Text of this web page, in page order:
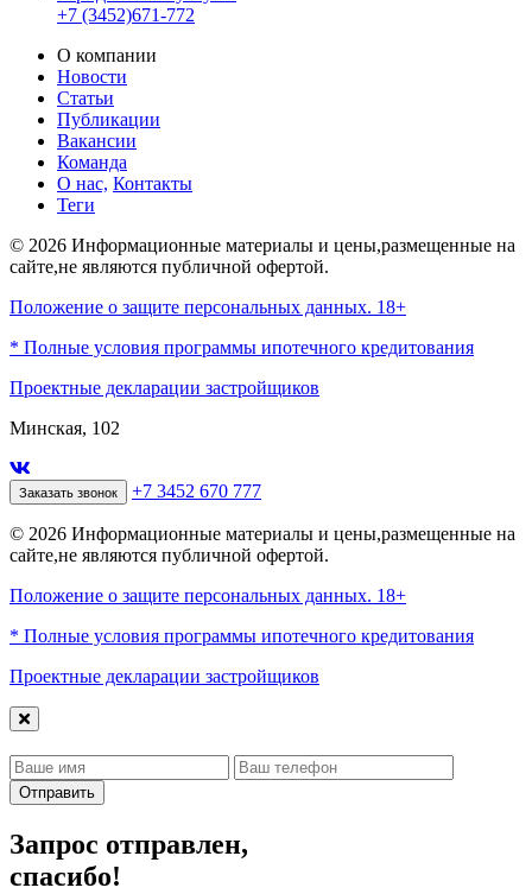
+7 (3452)671-772
О компании
Новости
Статьи
Публикации
Вакансии
Команда
О нас, Контакты
Теги
© 2026 Информационные материалы и цены,размещенные на
сайте,не являются публичной офертой.
Положение о защите персональных данных. 18+
* Полные условия программы ипотечного кредитования
Проектные декларации застройщиков
Минская, 102
Заказать звонок +7 3452 670 777
© 2026 Информационные материалы и цены,размещенные на
сайте,не являются публичной офертой.
Положение о защите персональных данных. 18+
* Полные условия программы ипотечного кредитования
Проектные декларации застройщиков
Отправить
Запрос отправлен,
спасибо!